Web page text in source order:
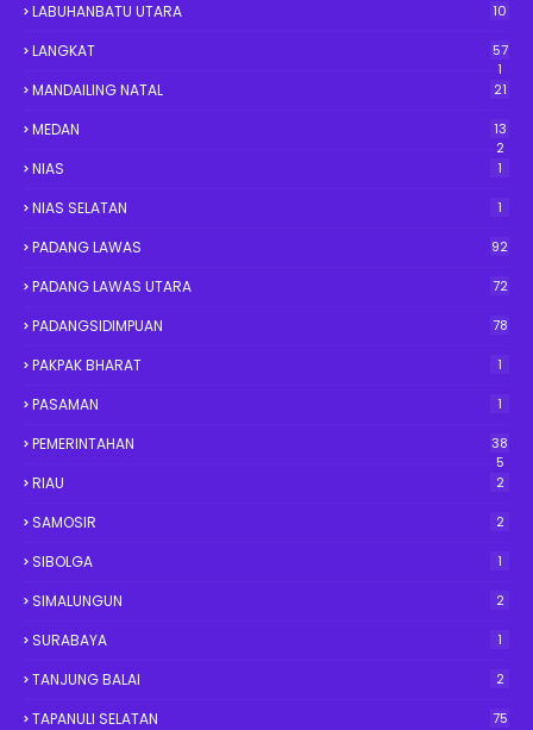
LABUHANBATU UTARA 10
LANGKAT
57
1
MANDAILING NATAL 21
MEDAN
13
2
NIAS 1
NIAS SELATAN 1
PADANG LAWAS 92
PADANG LAWAS UTARA 72
PADANGSIDIMPUAN 78
PAKPAK BHARAT 1
PASAMAN 1
PEMERINTAHAN
38
5
RIAU 2
SAMOSIR 2
SIBOLGA 1
SIMALUNGUN 2
SURABAYA 1
TANJUNG BALAI 2
TAPANULI SELATAN 75